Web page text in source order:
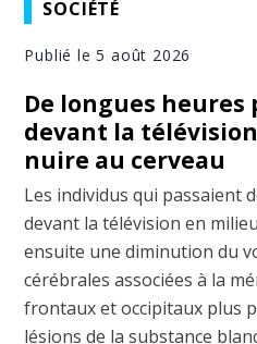
SOCIÉTÉ
Publié le 5 août 2026
De longues heures
devant la
nuire au cerveau
Les individus qui passaient
devant la télévision en
ensuite une diminution du
cérébrales associées à la
frontaux et occipitaux plus
lésions de la substance